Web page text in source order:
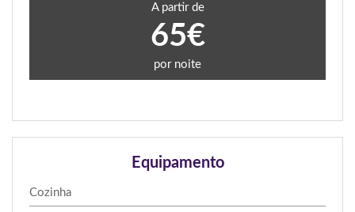
A partir de
65€
por noite
Equipamento
Cozinha